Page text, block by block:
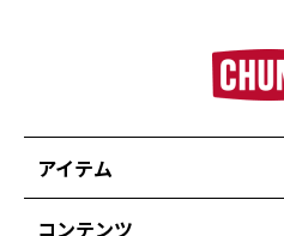
アイテム
コンテンツ